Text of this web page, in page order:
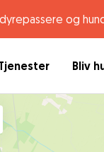
og
Bliv